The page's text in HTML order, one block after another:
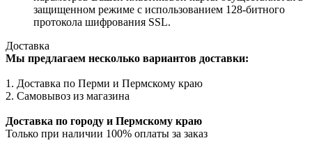
защищенном режиме с использованием 128-битного
протокола шифрования SSL.
Доставка
Мы предлагаем несколько вариантов доставки:
1. Доставка по Перми и Пермскому краю
2. Самовывоз из магазина
Доставка по городу и Пермскому краю
Только при наличии 100% оплаты за заказ